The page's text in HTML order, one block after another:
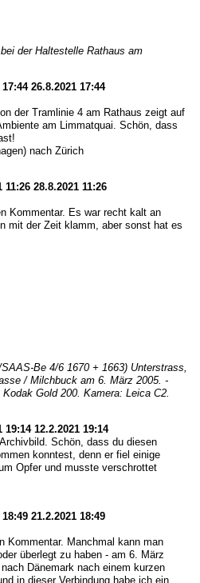
der Haltestelle Rathaus am
26.8.2021 17:44
der Tramlinie 4 am Rathaus zeigt auf
am Limmatquai. Schön, dass
nach Zürich
11:26 28.8.2021 11:26
Kommentar. Es war recht kalt an
mit der Zeit klamm, aber sonst hat es
Be 4/6 1670 + 1663) Unterstrass,
/ Milchbuck am 6. März 2005. -
Gold 200. Kamera: Leica C2.
19:14 12.2.2021 19:14
Schön, dass du diesen
konntest, denn er fiel einige
Opfer und musste verschrottet
21.2.2021 18:49
Kommentar. Manchmal kann man
überlegt zu haben - am 6. März
Dänemark nach einem kurzen
in dieser Verbindung habe ich ein